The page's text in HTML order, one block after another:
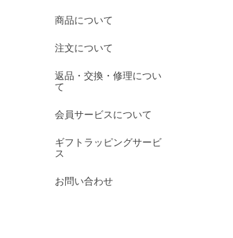
商品について
注文について
返品・交換・修理につい
て
会員サービスについて
ギフトラッピングサービ
ス
お問い合わせ